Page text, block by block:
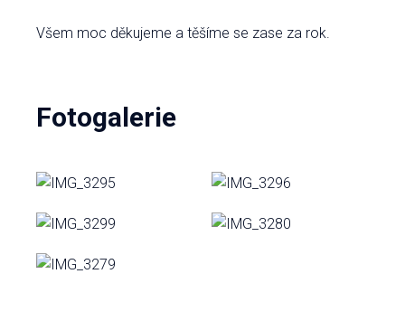
Všem moc děkujeme a těšíme se zase za rok.
Fotogalerie